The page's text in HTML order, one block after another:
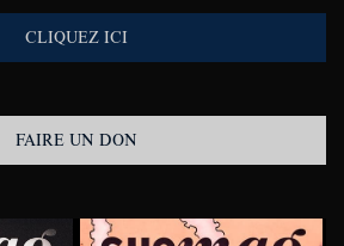
CLIQUEZ ICI
FAIRE UN DON